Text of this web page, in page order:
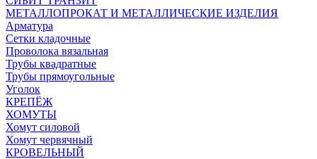
МЕТАЛЛОПРОКАТ И МЕТАЛЛИЧЕСКИЕ ИЗДЕЛИЯ
Арматура
Сетки кладочные
Проволока вязальная
Трубы квадратные
Трубы прямоугольные
Уголок
КРЕПЁЖ
ХОМУТЫ
Хомут силовой
Хомут червячный
КРОВЕЛЬНЫЙ